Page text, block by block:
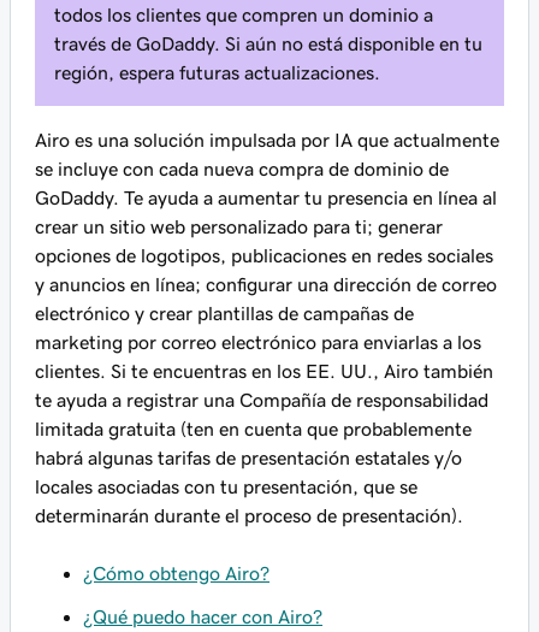
todos los clientes que compren un dominio a
través de GoDaddy. Si aún no está disponible en tu
región, espera futuras actualizaciones.
Airo es una solución impulsada por IA que actualmente
se incluye con cada nueva compra de dominio de
GoDaddy. Te ayuda a aumentar tu presencia en línea al
crear un sitio web personalizado para ti; generar
opciones de logotipos, publicaciones en redes sociales
y anuncios en línea; configurar una dirección de correo
electrónico y crear plantillas de campañas de
marketing por correo electrónico para enviarlas a los
clientes. Si te encuentras en los EE. UU., Airo también
te ayuda a registrar una Compañía de responsabilidad
limitada gratuita (ten en cuenta que probablemente
habrá algunas tarifas de presentación estatales y/o
locales asociadas con tu presentación, que se
determinarán durante el proceso de presentación).
¿Cómo obtengo Airo?
¿Qué puedo hacer con Airo?